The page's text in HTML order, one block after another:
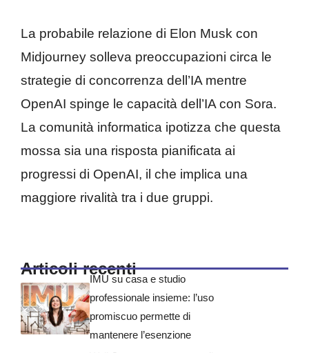
La probabile relazione di Elon Musk con
Midjourney solleva preoccupazioni circa le
strategie di concorrenza dell’IA mentre
OpenAI spinge le capacità dell’IA con Sora.
La comunità informatica ipotizza che questa
mossa sia una risposta pianificata ai
progressi di OpenAI, il che implica una
maggiore rivalità tra i due gruppi.
Articoli recenti
IMU su casa e studio
professionale insieme: l’uso
promiscuo permette di
mantenere l’esenzione